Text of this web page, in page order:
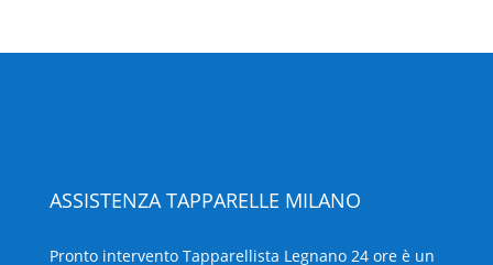
ASSISTENZA TAPPARELLE MILANO
Pronto intervento Tapparellista Legnano 24 ore è un